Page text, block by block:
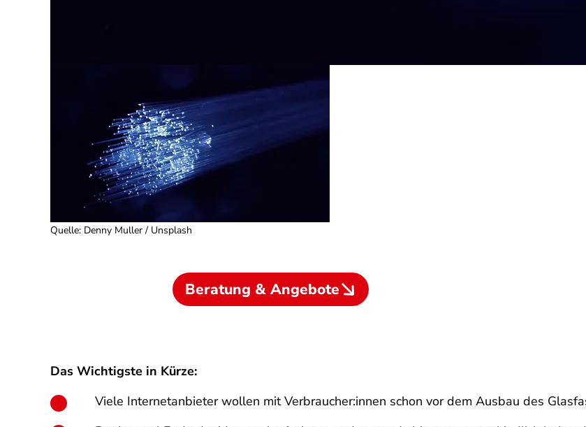
Quelle: Denny Muller / Unsplash
Beratung & Angebote
Das Wichtigste in Kürze:
Viele Internetanbieter wollen mit Verbraucher:innen schon vor dem Ausbau des